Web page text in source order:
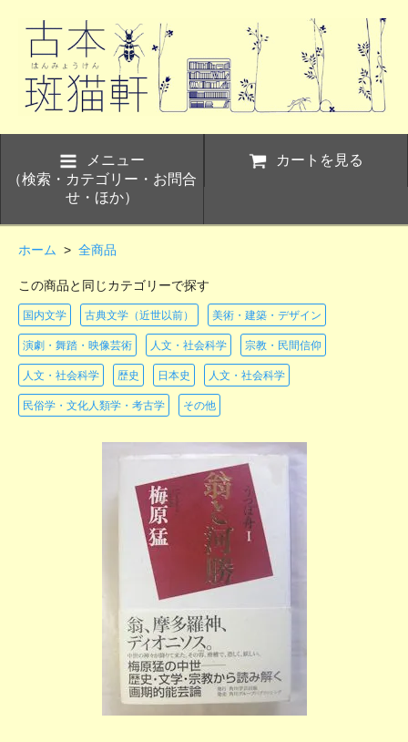
メニュー
（検索・カテゴリー・お問合
せ・ほか）
カートを見る
ホーム > 全商品
この商品と同じカテゴリーで探す
国内文学 古典文学（近世以前） 美術・建築・デザイン
演劇・舞踏・映像芸術 人文・社会科学 宗教・民間信仰
人文・社会科学 歴史 日本史 人文・社会科学
民俗学・文化人類学・考古学 その他